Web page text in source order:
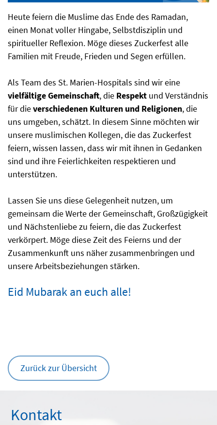
Heute feiern die Muslime das Ende des Ramadan,
einen Monat voller Hingabe, Selbstdisziplin und
spiritueller Reflexion. Möge dieses Zuckerfest alle
Familien mit Freude, Frieden und Segen erfüllen.
Als Team des St. Marien-Hospitals sind wir eine
vielfältige Gemeinschaft, die Respekt und Verständnis
für dieverschiedenen Kulturen und Religionen, die
uns umgeben, schätzt. In diesem Sinne möchten wir
unsere muslimischen Kollegen, die das Zuckerfest
feiern, wissen lassen, dass wir mit ihnen in Gedanken
sind und ihre Feierlichkeiten respektieren und
unterstützen.
Lassen Sie uns diese Gelegenheit nutzen, um
gemeinsam die Werte der Gemeinschaft, Großzügigkeit
und Nächstenliebe zu feiern, die das Zuckerfest
verkörpert. Möge diese Zeit des Feierns und der
Zusammenkunft uns näher zusammenbringen und
unsere Arbeitsbeziehungen stärken.
Eid Mubarak an euch alle!
Zurück zur Übersicht
Kontakt